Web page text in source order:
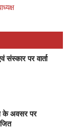
संस्कार पर वार्ता
के अवसर पर